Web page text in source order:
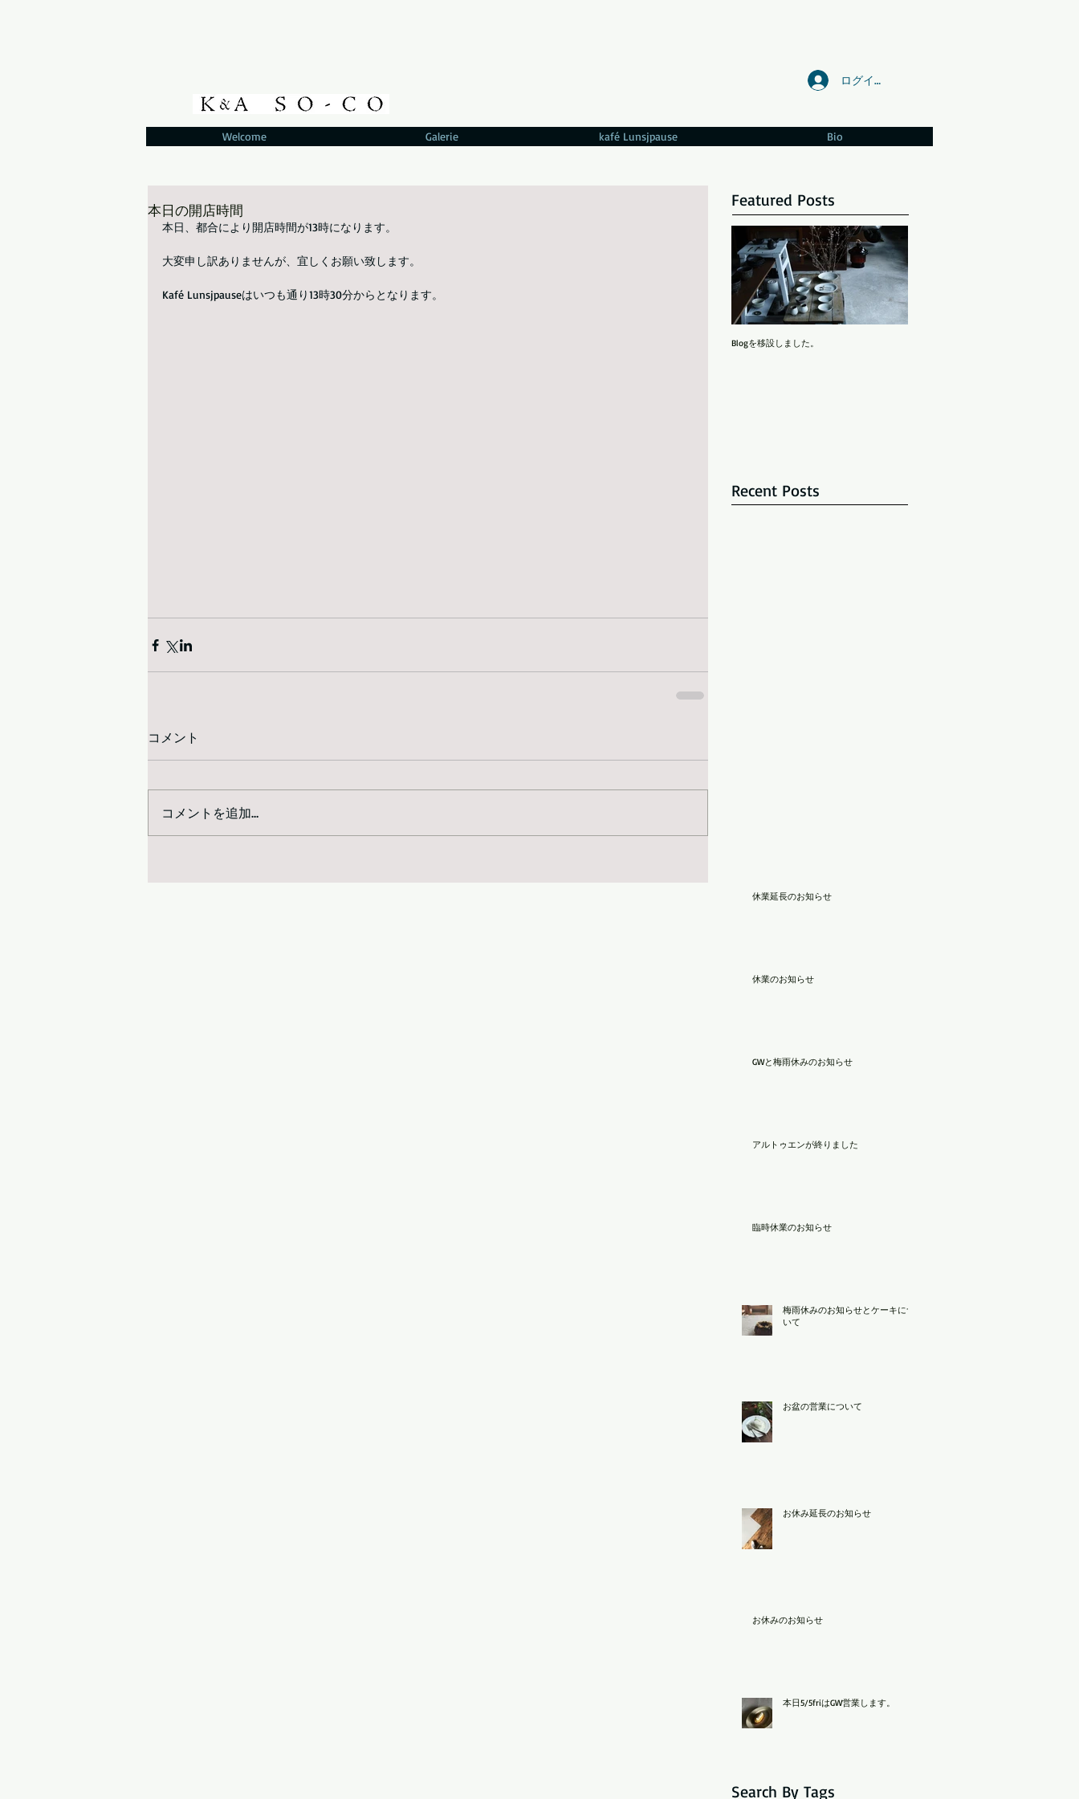
ログイン
Welcome Galerie kafé Lunsjpause Bio
本日の開店時間
本日、都合により開店時間が13時になります。
大変申し訳ありませんが、宜しくお願い致します。
Kafé Lunsjpauseはいつも通り13時30分からとなります。
コメント
コメントを追加…
Featured Posts
Blogを移設しました。
Recent Posts
休業延長のお知らせ
休業のお知らせ
GWと梅雨休みのお知らせ
アルトゥエンが終りました
臨時休業のお知らせ
梅雨休みのお知らせとケーキにつ
いて
お盆の営業について
お休み延長のお知らせ
お休みのお知らせ
本日5/5friはGW営業します。
Search By Tags